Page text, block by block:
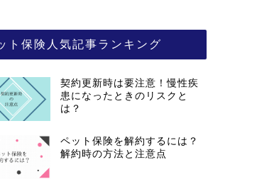
ト保険人気記事ランキング
契約更新時は要注意！慢性疾
患になったときのリスクと
は？
ペット保険を解約するには？
解約時の方法と注意点